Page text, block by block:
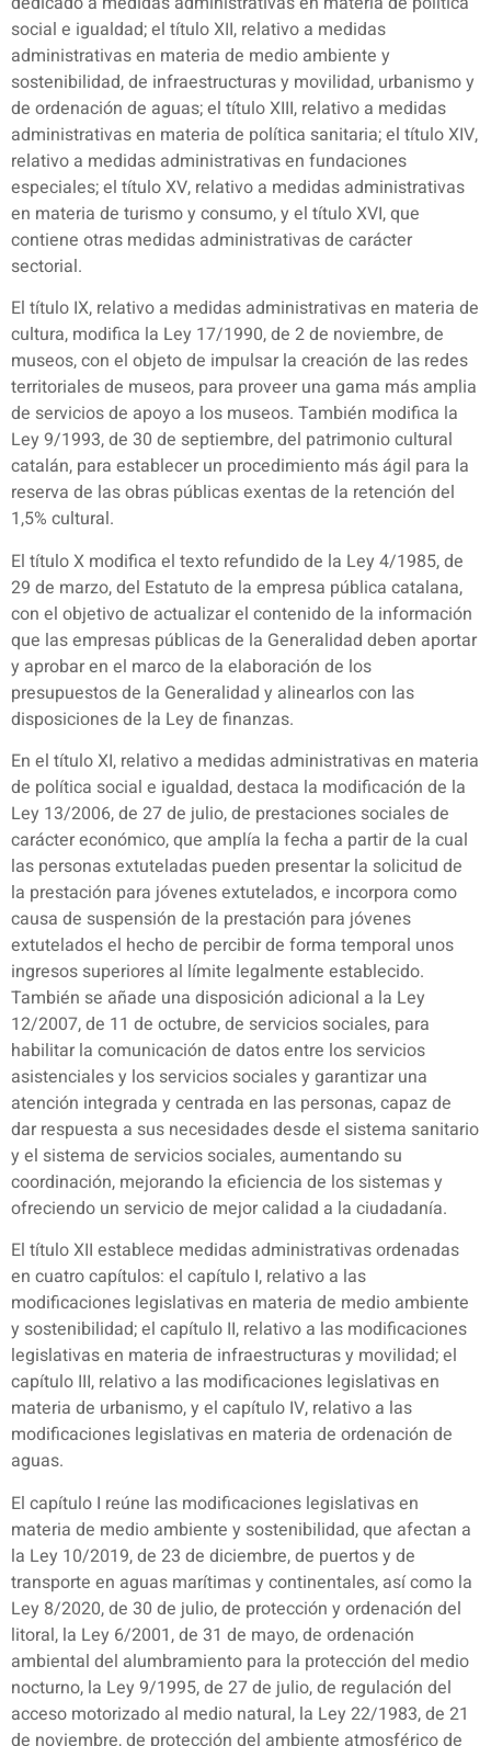
social e igualdad; el título XII, relativo a medidas
administrativas en materia de medio ambiente y
sostenibilidad, de infraestructuras y movilidad, urbanismo y
de ordenación de aguas; el título XIII, relativo a medidas
administrativas en materia de política sanitaria; el título XIV,
relativo a medidas administrativas en fundaciones
especiales; el título XV, relativo a medidas administrativas
en materia de turismo y consumo, y el título XVI, que
contiene otras medidas administrativas de carácter
sectorial.
El título IX, relativo a medidas administrativas en materia de
cultura, modifica la Ley 17/1990, de 2 de noviembre, de
museos, con el objeto de impulsar la creación de las redes
territoriales de museos, para proveer una gama más amplia
de servicios de apoyo a los museos. También modifica la
Ley 9/1993, de 30 de septiembre, del patrimonio cultural
catalán, para establecer un procedimiento más ágil para la
reserva de las obras públicas exentas de la retención del
1,5% cultural.
El título X modifica el texto refundido de la Ley 4/1985, de
29 de marzo, del Estatuto de la empresa pública catalana,
con el objetivo de actualizar el contenido de la información
que las empresas públicas de la Generalidad deben aportar
y aprobar en el marco de la elaboración de los
presupuestos de la Generalidad y alinearlos con las
disposiciones de la Ley de finanzas.
En el título XI, relativo a medidas administrativas en materia
de política social e igualdad, destaca la modificación de la
Ley 13/2006, de 27 de julio, de prestaciones sociales de
carácter económico, que amplía la fecha a partir de la cual
las personas extuteladas pueden presentar la solicitud de
la prestación para jóvenes extutelados, e incorpora como
causa de suspensión de la prestación para jóvenes
extutelados el hecho de percibir de forma temporal unos
ingresos superiores al límite legalmente establecido.
También se añade una disposición adicional a la Ley
12/2007, de 11 de octubre, de servicios sociales, para
habilitar la comunicación de datos entre los servicios
asistenciales y los servicios sociales y garantizar una
atención integrada y centrada en las personas, capaz de
dar respuesta a sus necesidades desde el sistema sanitario
y el sistema de servicios sociales, aumentando su
coordinación, mejorando la eficiencia de los sistemas y
ofreciendo un servicio de mejor calidad a la ciudadanía.
El título XII establece medidas administrativas ordenadas
en cuatro capítulos: el capítulo I, relativo a las
modificaciones legislativas en materia de medio ambiente
y sostenibilidad; el capítulo II, relativo a las modificaciones
legislativas en materia de infraestructuras y movilidad; el
capítulo III, relativo a las modificaciones legislativas en
materia de urbanismo, y el capítulo IV, relativo a las
modificaciones legislativas en materia de ordenación de
aguas.
El capítulo I reúne las modificaciones legislativas en
materia de medio ambiente y sostenibilidad, que afectan a
la Ley 10/2019, de 23 de diciembre, de puertos y de
transporte en aguas marítimas y continentales, así como la
Ley 8/2020, de 30 de julio, de protección y ordenación del
litoral, la Ley 6/2001, de 31 de mayo, de ordenación
ambiental del alumbramiento para la protección del medio
nocturno, la Ley 9/1995, de 27 de julio, de regulación del
acceso motorizado al medio natural, la Ley 22/1983, de 21
de noviembre, de protección del ambiente atmosférico de